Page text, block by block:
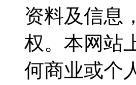
资料及信息
权。本网站
何商业或个